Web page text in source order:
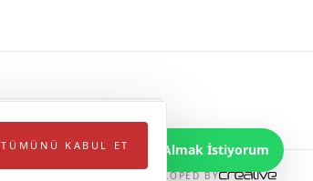
DEVELOPED BY
Bilgi Almak İstiyorum
TÜMÜNÜ KABUL ET